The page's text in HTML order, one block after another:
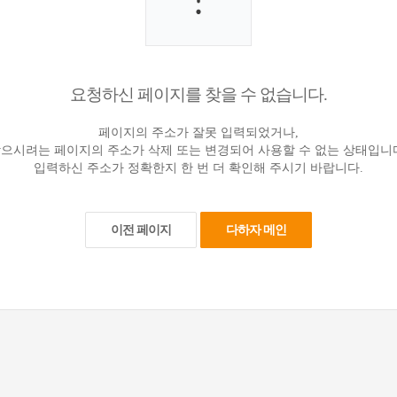
요청하신 페이지를 찾을 수 없습니다.
페이지의 주소가 잘못 입력되었거나,
시려는 페이지의 주소가 삭제 또는 변경되어 사용할 수 없는 상태입니
입력하신 주소가 정확한지 한 번 더 확인해 주시기 바랍니다.
이전 페이지 다하자 메인